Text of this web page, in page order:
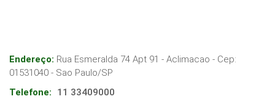
Endereço: Rua Esmeralda 74 Apt 91 - Aclimacao - Cep:
01531040 - Sao Paulo/SP
Telefone:
11 33409000